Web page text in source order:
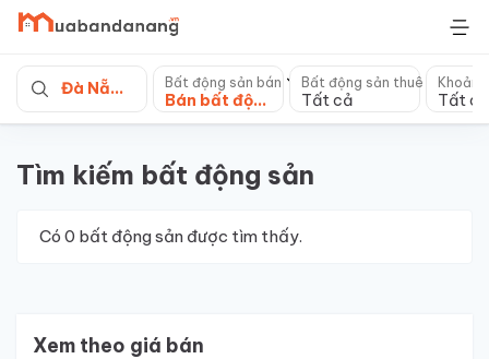
Skip
content
Đà Nẵng Bất động sản bán
Bán bất động sản khác
Bất động sản thuê
Tất cả Tất cả
Tìm kiếm bất động sản
Có 0 bất động sản được tìm thấy.
Xem theo giá bán